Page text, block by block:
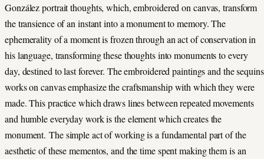
González portrait thoughts, which, embroidered on canvas, transform
the transience of an instant into a monument to memory. The
ephemerality of a moment is frozen through an act of conservation in
his language, transforming these thoughts into monuments to every
day, destined to last forever. The embroidered paintings and the sequins
works on canvas emphasize the craftsmanship with which they were
made. This practice which draws lines between repeated movements
and humble everyday work is the element which creates the
monument. The simple act of working is a fundamental part of the
aesthetic of these mementos, and the time spent making them is an